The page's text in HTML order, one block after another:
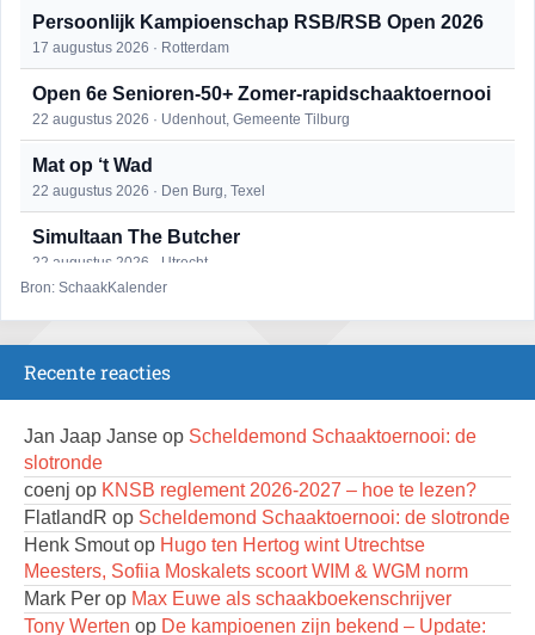
Persoonlijk Kampioenschap RSB/RSB Open 2026
17 augustus 2026 · Rotterdam
Open 6e Senioren-50+ Zomer-rapidschaaktoernooi
22 augustus 2026 · Udenhout, Gemeente Tilburg
Mat op ‘t Wad
22 augustus 2026 · Den Burg, Texel
Simultaan The Butcher
22 augustus 2026 · Utrecht
Open Eemlandtoernooi 2026
DSC Girls Night
27 augustus 2026 · Delft
KC Open
28 augustus 2026 · Haarlem
Nazomervierkampentoernooi 2026
28 augustus 2026 · Assen
Bron: SchaakKalender
Recente reacties
Jan Jaap Janse op Scheldemond Schaaktoernooi: de
slotronde
coenj op KNSB reglement 2026-2027 – hoe te lezen?
FlatlandR op Scheldemond Schaaktoernooi: de slotronde
Henk Smoutop Hugo ten Hertog wint Utrechtse
Meesters, Sofiia Moskalets scoort WIM & WGM norm
Mark Per op Max Euwe als schaakboekenschrijver
Tony Werten op De kampioenen zijn bekend – Update: